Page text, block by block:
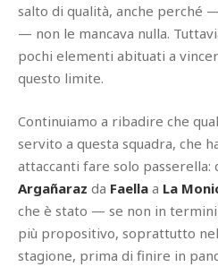
salto di qualità, anche perché
— non le mancava nulla.
pochi elementi abituati a
questo limite.
Continuiamo a ribadire che
servito a questa squadra, che
attaccanti fare solo passerella:
Argañaraz da Faella a La
che è stato — se non in
più propositivo, soprattutto
stagione, prima di finire in